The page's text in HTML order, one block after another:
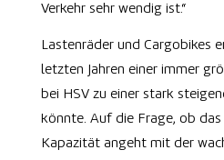
Verkehr sehr wendig ist.“
Lastenräder und Cargobikes
letzten Jahren einer immer
bei HSV zu einer stark
könnte. Auf die Frage, ob
Kapazität angeht mit der